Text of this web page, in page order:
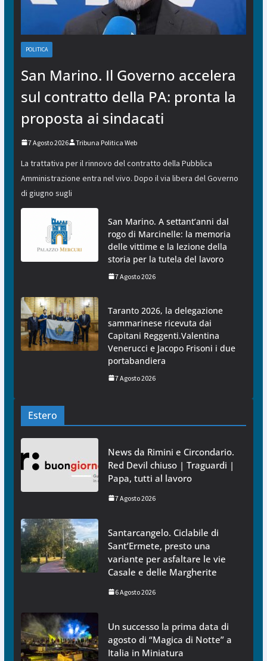
POLITICA
San Marino. Il Governo accelera
sul contratto della PA: pronta la
proposta ai sindacati
7 Agosto 2026 Tribuna Politica Web
La trattativa per il rinnovo del contratto della Pubblica
Amministrazione entra nel vivo. Dopo il via libera del Governo
di giugno sugli
San Marino. A settant’anni dal
rogo di Marcinelle: la memoria
delle vittime e la lezione della
storia per la tutela del lavoro
7 Agosto 2026
Taranto 2026, la delegazione
sammarinese ricevuta dai
Capitani Reggenti.Valentina
Venerucci e Jacopo Frisoni i due
portabandiera
7 Agosto 2026
Estero
News da Rimini e Circondario.
Red Devil chiuso | Traguardi |
Papa, tutti al lavoro
7 Agosto 2026
Santarcangelo. Ciclabile di
Sant’Ermete, presto una
variante per asfaltare le vie
Casale e delle Margherite
6 Agosto 2026
Un successo la prima data di
agosto di “Magica di Notte” a
Italia in Miniatura